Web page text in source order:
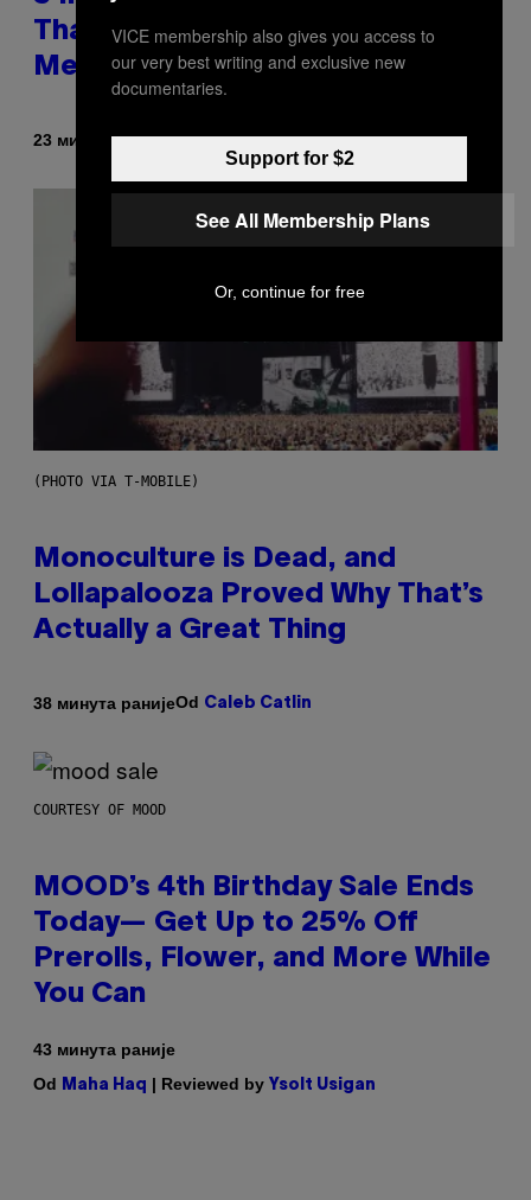
That Predate the Gen Alpha
Melody
23 минута ранијеOdLauren Boisvert
(PHOTO VIA T-MOBILE)
Monoculture is Dead, and
Lollapalooza Proved Why That’s
Actually a Great Thing
38 минута ранијеOd Caleb Catlin
COURTESY OF MOOD
MOOD’s 4th Birthday Sale Ends
Today— Get Up to 25% Off
Prerolls, Flower, and More While
You Can
43 минута раније
Od
Maha Haq | Reviewed by Ysolt Usigan
VICE membership also gives you access to
our very best writing and exclusive new
documentaries.
Support for $2
See All Membership Plans
Or, continue for free